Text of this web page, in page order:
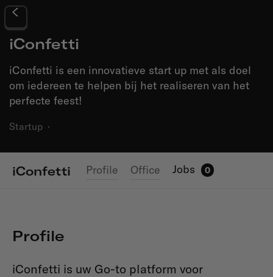
iConfetti
iConfetti is een innovatieve start up met als doel
om iedereen te helpen bij het realiseren van het
perfecte feest!
Startup ·
iConfetti Profile Office Jobs 0
Profile
iConfetti is uw Go-to platform voor